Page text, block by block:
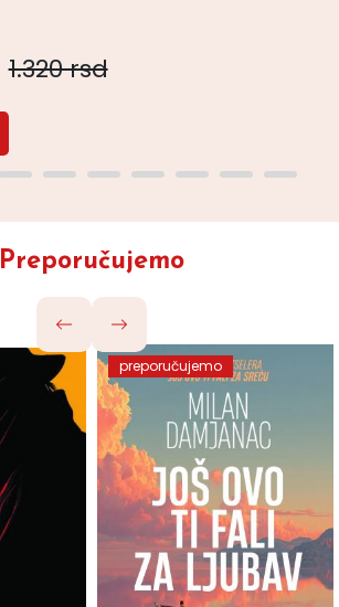
1.320 rsd
Preporučujemo
preporučujemo